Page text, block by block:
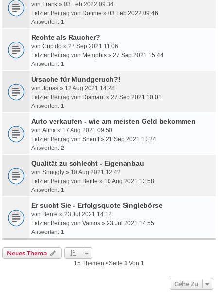
von Frank » 03 Feb 2022 09:34
Letzter Beitrag von Donnie » 03 Feb 2022 09:46
Antworten: 1
Rechte als Raucher?
von Cupido » 27 Sep 2021 11:06
Letzter Beitrag von Memphis » 27 Sep 2021 15:44
Antworten: 1
Ursache für Mundgeruch?!
von Jonas » 12 Aug 2021 14:28
Letzter Beitrag von Diamant» 27 Sep 2021 10:01
Antworten: 1
Auto verkaufen - wie am meisten Geld bekommen
von Alina » 17 Aug 2021 09:50
Letzter Beitrag von Sheriff» 21 Sep 2021 10:24
Antworten: 2
Qualität zu schlecht - Eigenanbau
von Snuggly » 10 Aug 2021 12:42
Letzter Beitrag von Bente » 10 Aug 2021 13:58
Antworten: 1
Er sucht Sie - Erfolgsquote Singlebörse
von Bente » 23 Jul 2021 14:12
Letzter Beitrag von Vamos » 23 Jul 2021 14:55
Antworten: 1
Neues Thema
15 Themen • Seite 1 Von 1
Gehe Zu